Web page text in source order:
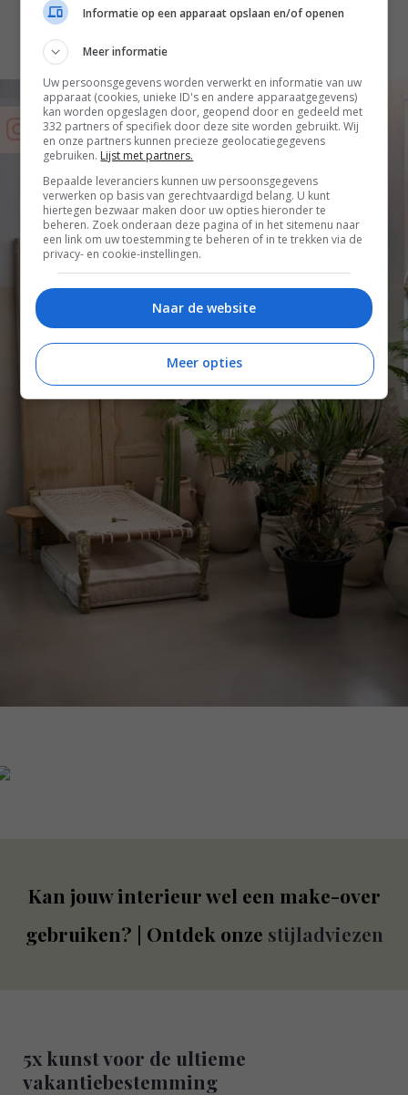
bamboe niet ontbreken samen met de vele
Oosterse en Aziatische invloeden.
SANNE @ENSTIJL
Kan jouw interieur wel een make-over
gebruiken? | Ontdek onze stijladviezen
5x kunst voor de ultieme
vakantiebestemming
Informatie op een apparaat opslaan en/of openen
Meer informatie
Uw persoonsgegevens worden verwerkt en informatie van uw
apparaat (cookies, unieke ID's en andere apparaatgegevens)
kan worden opgeslagen door, geopend door en gedeeld met
332 partners of specifiek door deze site worden gebruikt. Wij
en onze partners kunnen precieze geolocatiegegevens
gebruiken. Lijst met partners.
Bepaalde leveranciers kunnen uw persoonsgegevens
verwerken op basis van gerechtvaardigd belang. U kunt
hiertegen bezwaar maken door uw opties hieronder te
beheren. Zoek onderaan deze pagina of in het sitemenu naar
een link om uw toestemming te beheren of in te trekken via de
privacy- en cookie-instellingen.
Naar de website
Meer opties